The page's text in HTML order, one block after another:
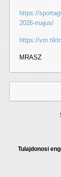
https://
2026-majus/
https://
MRASZ
Tulajdonosi